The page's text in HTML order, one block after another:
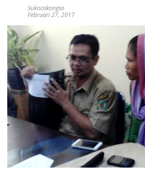
Sukocokongso
Februari 27, 2017